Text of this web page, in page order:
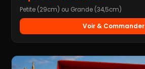
Petite (29cm) ou Grande (34,5cm)
Voir & Commander